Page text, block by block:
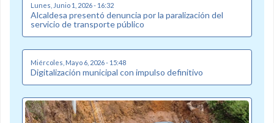
Lunes, Junio 1, 2026 - 16:32
Alcaldesa presentó denuncia por la paralización del
servicio de transporte público
Miércoles, Mayo 6, 2026 - 15:48
Digitalización municipal con impulso definitivo